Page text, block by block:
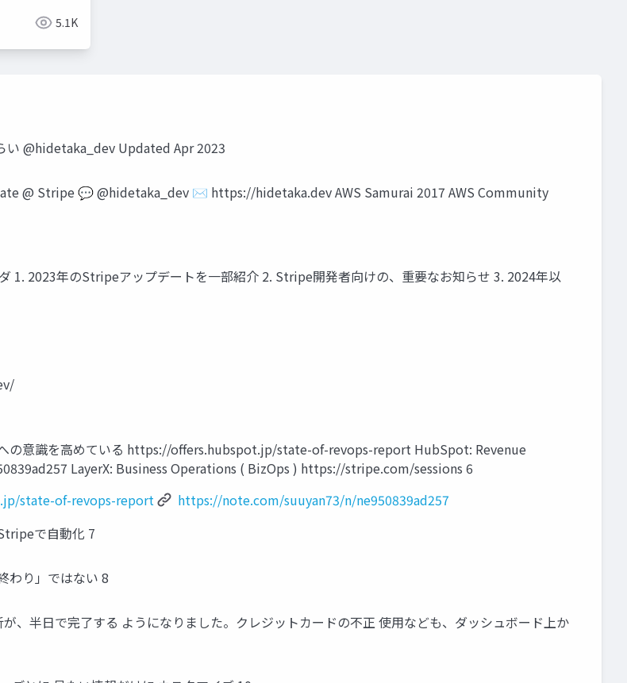
5.1K
い @hidetaka_dev Updated Apr 2023
@ Stripe 💬 @hidetaka_dev ✉ https://hidetaka.dev AWS Samurai 2017 AWS Community
1. 2023年のStripeアップデートを一部紹介 2. Stripe開発者向けの、重要なお知らせ 3. 2024年以
への意識を高めている https://offers.hubspot.jp/state-of-revops-report HubSpot: Revenue
LayerX: Business Operations ( BizOps ) https://stripe.com/sessions 6
state-of-revops-report
https://note.com/suuyan73/n/ne950839ad257
で自動化 7
わり」ではない 8
、半日で完了する ようになりました。クレジットカードの不正 使用なども、ダッシュボード上か